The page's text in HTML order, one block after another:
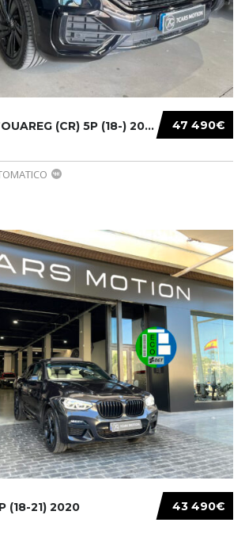
47 490€
VOLKSWAGEN TOUAREG (CR) 5P (18-) 2021...
43 490€
(18-21) 2020